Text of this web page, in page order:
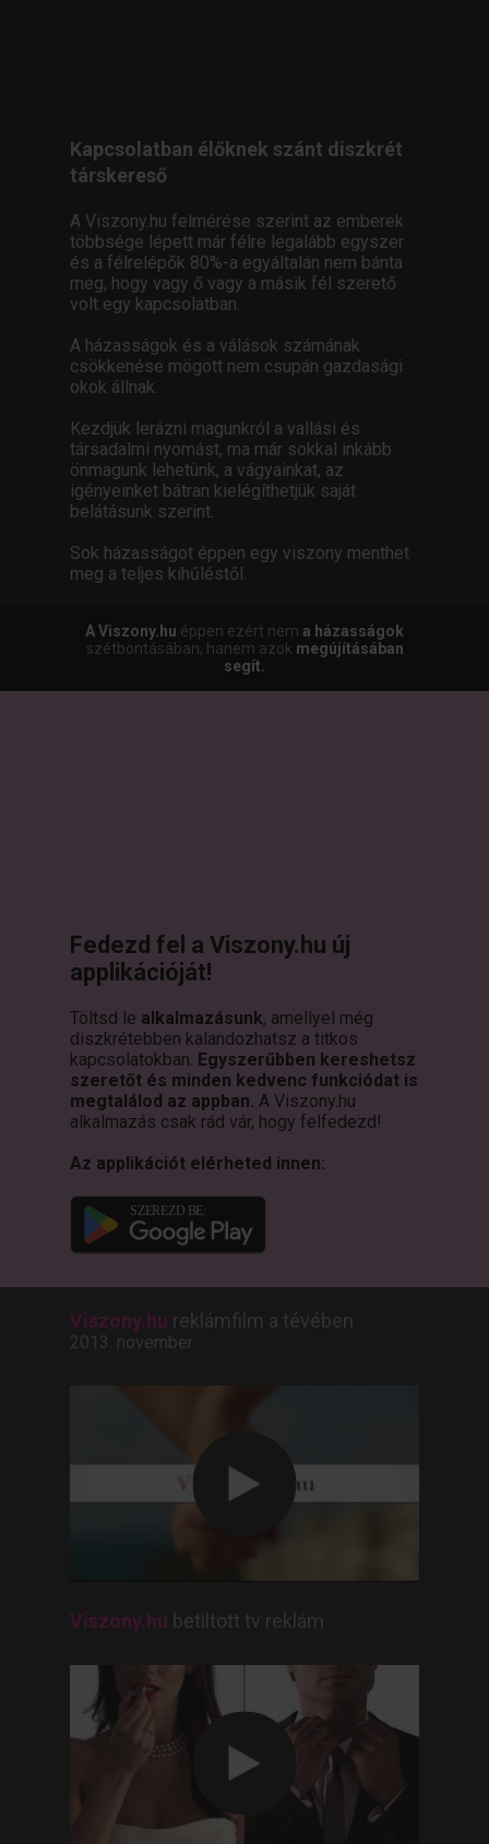
Kapcsolatban élőknek szánt diszkrét
társkereső
A Viszony.hu felmérése szerint az emberek
többsége lépett már félre legalább egyszer
és a félrelépők 80%-a egyáltalán nem bánta
meg, hogy vagy ő vagy a másik fél szerető
volt egy kapcsolatban.
A házasságok és a válások számának
csökkenése mögött nem csupán gazdasági
okok állnak.
Kezdjük lerázni magunkról a vallási és
társadalmi nyomást, ma már sokkal inkább
önmagunk lehetünk, a vágyainkat, az
igényeinket bátran kielégíthetjük saját
belátásunk szerint.
Sok házasságot éppen egy viszony menthet
meg a teljes kihűléstől.
A Viszony.hu éppen ezért nem a házasságok
szétbontásában, hanem azok megújításában
segít.
Fedezd fel a Viszony.hu új
applikációját!
Töltsd le alkalmazásunk, amellyel még
diszkrétebben kalandozhatsz a titkos
kapcsolatokban. Egyszerűbben kereshetsz
szeretőt és minden kedvenc funkciódat is
megtalálod az appban. A Viszony.hu
alkalmazás csak rád vár, hogy felfedezd!
Az applikációt elérheted innen:
Viszony.hu reklámfilm a tévében
2013. november
Viszony.hu betiltott tv reklám